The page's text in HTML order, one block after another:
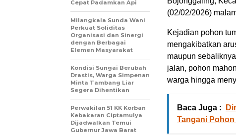
(02/02/2026)
Kejadian pohon
mengakibatkan
maupun
jalan, pohon
warga hingga
Baca Juga :
Tangani
Cepat Padamkan Api
Milangkala Sunda Wani
Perkuat Soliditas
Organisasi dan Sinergi
dengan Berbagai
Elemen Masyarakat
Kondisi Sungai Berubah
Drastis, Warga Simpenan
Minta Tambang Liar
Segera Dihentikan
Perwakilan 51 KK Korban
Kebakaran Ciptamulya
Dijadwalkan Temui
Gubernur Jawa Barat